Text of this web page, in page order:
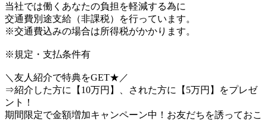
当社では働くあなたの負担を軽減する為に
交通費別途支給（非課税）を行っています。
※交通費込みの場合は所得税がかかります。
※規定・支払条件有
＼友人紹介で特典をGET★／
⇒紹介した方に【10万円】、された方に【5万円】をプレゼ
ント！
期間限定で金額増加キャンペーン中！お友だちを誘っておこ